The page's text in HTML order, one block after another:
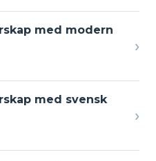
med modern
›
med svensk
›